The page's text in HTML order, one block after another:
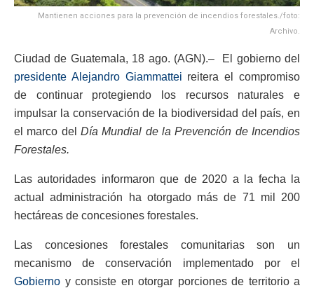
Mantienen acciones para la prevención de incendios forestales./foto:
Archivo.
Ciudad de Guatemala, 18 ago. (AGN).– El gobierno del
presidente Alejandro Giammattei reitera el compromiso
de continuar protegiendo los recursos naturales e
impulsar la conservación de la biodiversidad del país, en
el marco del Día Mundial de la Prevención de Incendios
Forestales.
Las autoridades informaron que de 2020 a la fecha la
actual administración ha otorgado más de 71 mil 200
hectáreas de concesiones forestales.
Las concesiones forestales comunitarias son un
mecanismo de conservación implementado por el
Gobierno y consiste en otorgar porciones de territorio a